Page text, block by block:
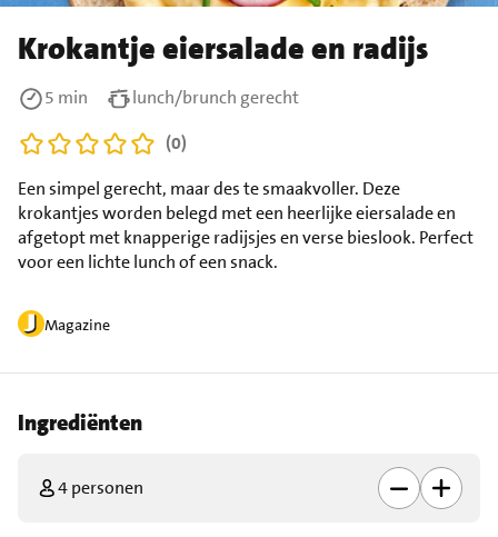
Krokantje eiersalade en radijs
Magazine
Een simpel gerecht, maar des te smaakvoller. Deze
krokantjes worden belegd met een heerlijke eiersalade en
afgetopt met knapperige radijsjes en verse bieslook. Perfect
voor een lichte lunch of een snack.
5 min
lunch/brunch gerecht
(0)
Ingrediënten
4 personen